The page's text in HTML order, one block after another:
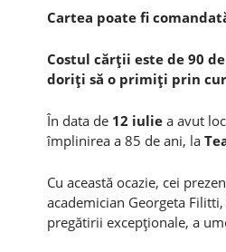
Cartea poate fi
Costul cărţii este de 90
doriţi să o primiţi prin
În data de 12 iulie a avut
împlinirea a 85 de ani, la
Cu această ocazie, cei
academician Georgeta
pregătirii excepţionale, a